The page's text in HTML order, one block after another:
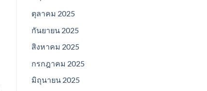
ตุลาคม 2025
กันยายน 2025
สิงหาคม 2025
กรกฎาคม 2025
มิถุนายน 2025